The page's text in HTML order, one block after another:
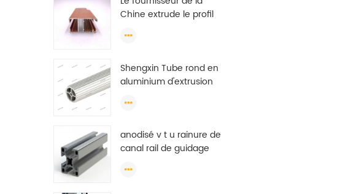
Chine extrude le profil
l'Éthiopie à effet de
Shengxin Tube rond en
aluminium d'extrusion
standard (cercle)
anodisé v t u rainure de
canal rail de guidage
tonne de profilé